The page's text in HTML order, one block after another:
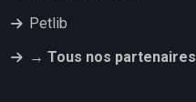
Petlib
→ Tous nos partenaires